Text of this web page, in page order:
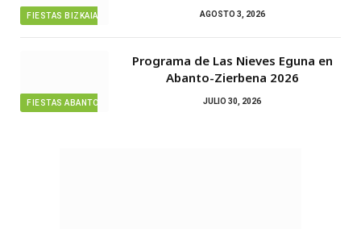
FIESTAS BIZKAIA AGOSTO 3, 2026
FIESTAS ABANTO ZIERBENA
Programa de Las Nieves Eguna en
Abanto-Zierbena 2026
JULIO 30, 2026